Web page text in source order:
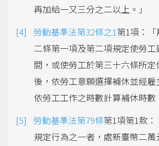
再加給一又三分之二以上。」
勞動基準法第32條之1第1項：
二條第一項及第二項規定使勞
間，或使勞工於第三十六條所
後，依勞工意願選擇補休並經
依勞工工作之時數計算補休時數
勞動基準法第79條第1項第1款
規定行為之一者，處新臺幣二